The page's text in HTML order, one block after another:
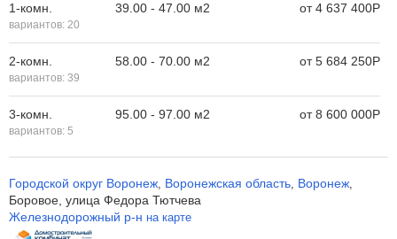
1-комн.
вариантов: 20
39.00 - 47.00 м2 от4 637 400Р
2-комн.
вариантов: 39
58.00 - 70.00 м2 от5 684 250Р
3-комн.
вариантов: 5
95.00 - 97.00 м2 от8 600 000Р
Городской округ Воронеж, Воронежская область, Воронеж,
Боровое, улица Федора Тютчева
Железнодорожный р-н на карте